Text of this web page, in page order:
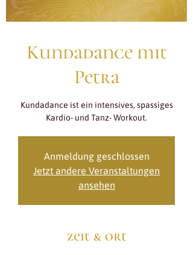
Kundadance mit
Petra
Kundadance ist ein intensives, spassiges
Kardio- und Tanz- Workout.
Anmeldung geschlossen
Jetzt andere Veranstaltungen
ansehen
zeit & ort